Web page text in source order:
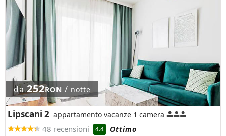
da252RON / notte
Lipscani 2 appartamento vacanze 1 camera
48 recensioni 4.4
Ottimo